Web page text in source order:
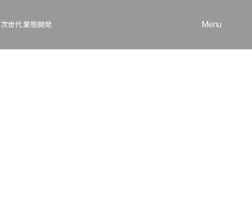
次世代 業態開発 Menu